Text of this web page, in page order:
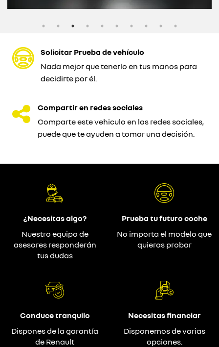
Solicitar Prueba de vehículo
Nada mejor que tenerlo en tus manos para
decidirte por él.
Compartir en redes sociales
Comparte este vehiculo en las redes sociales,
puede que te ayuden a tomar una decisión.
¿Necesitas algo?
Nuestro equipo de
asesores responderán
tus dudas
Prueba tu futuro coche
No importa el modelo que
quieras probar
Conduce tranquilo
Dispones de la garantía
de Renault
Necesitas financiar
Disponemos de varias
opciones.